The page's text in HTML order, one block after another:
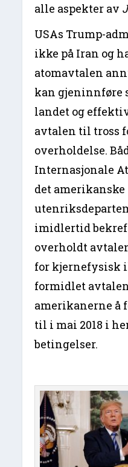
alle aspekter av
USAs Trump-
ikke på Iran og
atomavtalen
kan gjeninnføre
landet og
avtalen til tross
overholdelse.
Internasjonale
det amerikanske
imidlertid
overholdt
for kjernefysisk
formidlet
amerikanerne å
til i mai 2018 i
betingelser.